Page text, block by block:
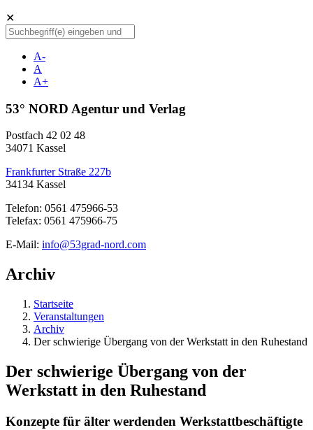
✕
A-
A
A+
53° NORD Agentur und Verlag
Postfach 42 02 48
34071 Kassel
Frankfurter Straße 227b
34134 Kassel
Telefon: 0561 475966-53
Telefax: 0561 475966-75
E-Mail: info@53grad-nord.com
Archiv
Startseite
Veranstaltungen
Archiv
Der schwierige Übergang von der Werkstatt in den Ruhestand
Der schwierige Übergang von der
Werkstatt in den Ruhestand
Konzepte für älter werdenden Werkstattbeschäftigte